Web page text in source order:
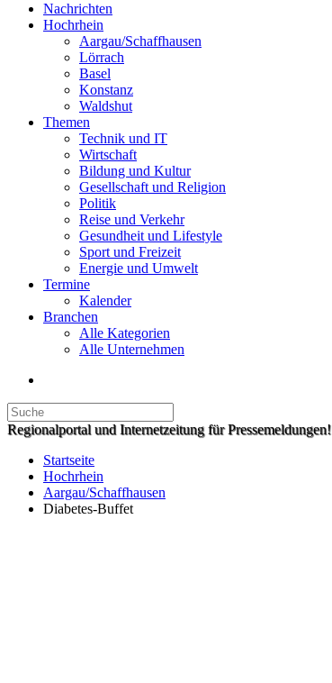
Nachrichten
Hochrhein
Aargau/Schaffhausen
Lörrach
Basel
Konstanz
Waldshut
Themen
Technik und IT
Wirtschaft
Bildung und Kultur
Gesellschaft und Religion
Politik
Reise und Verkehr
Gesundheit und Lifestyle
Sport und Freizeit
Energie und Umwelt
Termine
Kalender
Branchen
Alle Kategorien
Alle Unternehmen
Regionalportal und Internetzeitung für Pressemeldungen!
Startseite
Hochrhein
Aargau/Schaffhausen
Diabetes-Buffet